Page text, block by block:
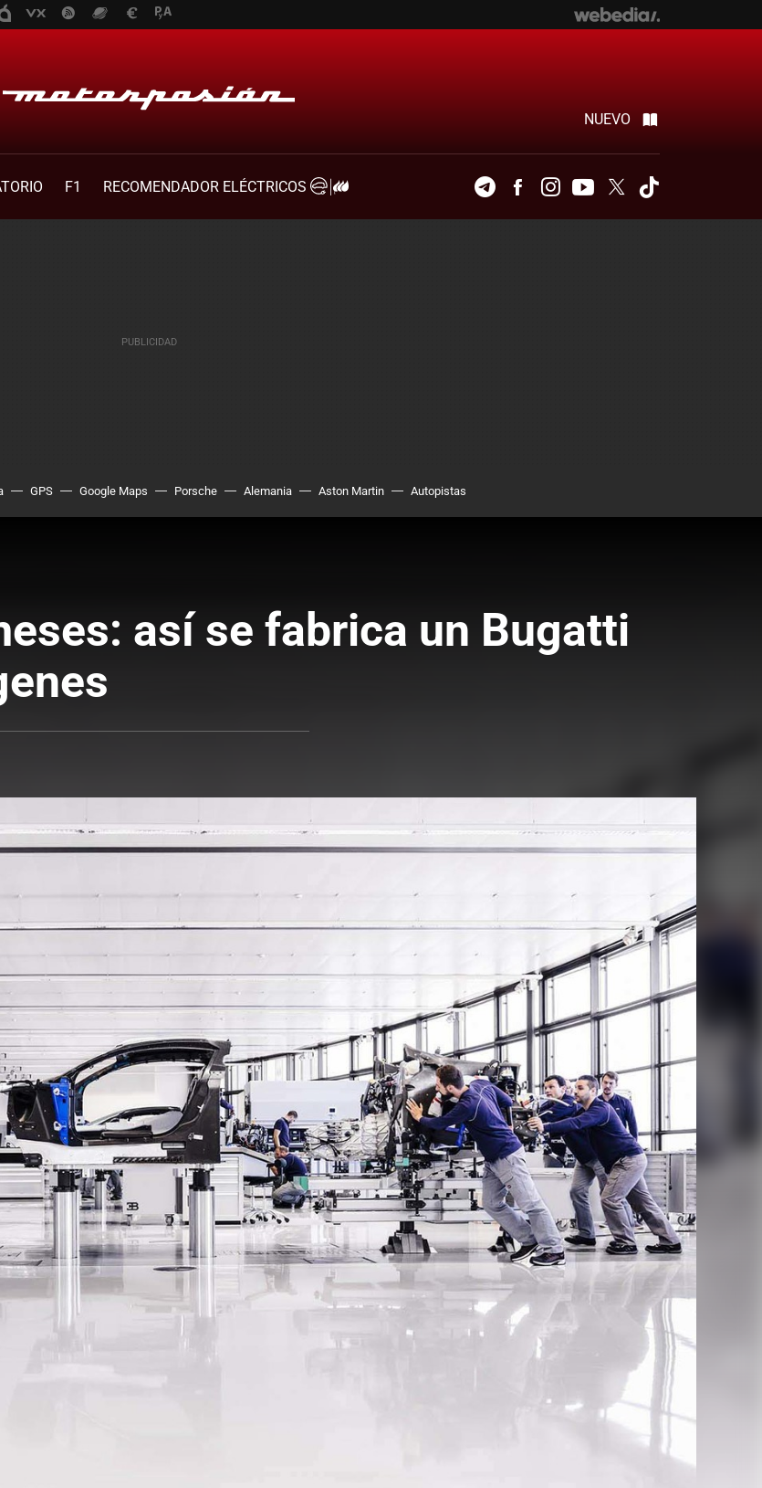
NUEVO
F1
RECOMENDADOR ELÉCTRICOS
TelegramFacebookInstagramYoutubeTwitter
GPS Google Maps Porsche Alemania Aston Martin Autopistas
así se fabrica un Bugatti